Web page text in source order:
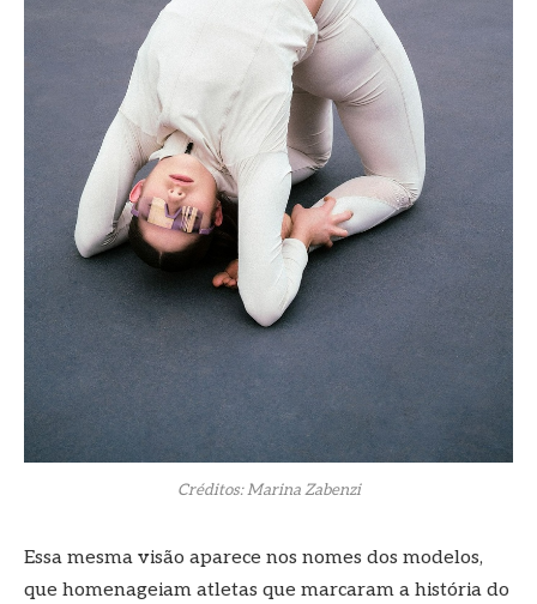
Créditos: Marina Zabenzi
Essa mesma visão aparece nos nomes dos modelos,
que homenageiam atletas que marcaram a história do